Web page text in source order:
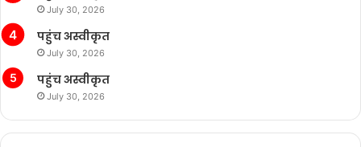
July 30, 2026
पहुंच अस्वीकृत
July 30, 2026
पहुंच अस्वीकृत
July 30, 2026